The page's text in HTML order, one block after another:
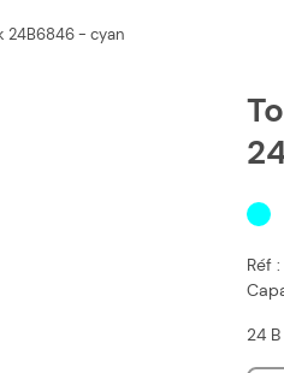
24B6846 - cyan
Réf :
24